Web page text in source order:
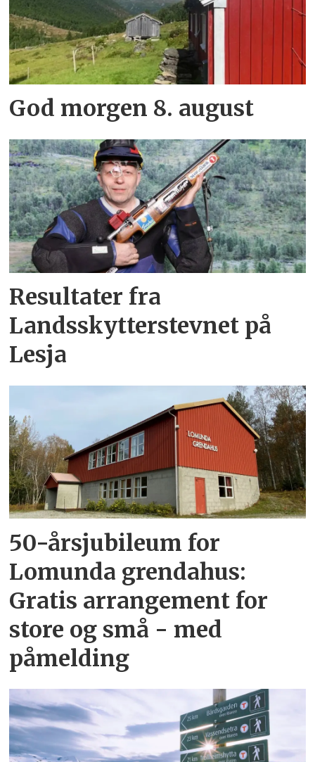
God morgen 8. august
Resultater fra
Landsskytterstevnet på
Lesja
50-årsjubileum for
Lomunda grendahus:
Gratis arrangement for
store og små - med
påmelding